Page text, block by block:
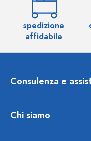
spedizione
affidabile
Consulenza e
Chi siamo